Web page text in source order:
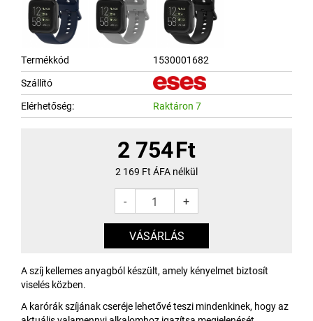
Termékkód
1530001682
Szállító
Elérhetőség:
Raktáron 7
2 754Ft
2 169 Ft ÁFA nélkül
- +
A szíj kellemes anyagból készült, amely kényelmet biztosít
viselés közben.
A karórák szíjának cseréje lehetővé teszi mindenkinek, hogy az